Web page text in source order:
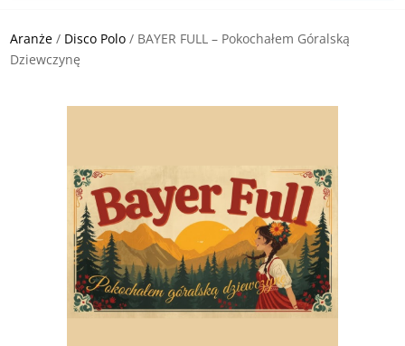
Aranże / Disco Polo / BAYER FULL – Pokochałem Góralską
Dziewczynę